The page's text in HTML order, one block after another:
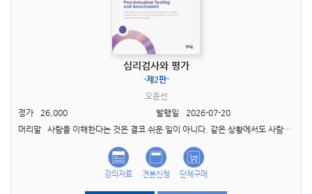
심리검사와 평가
-제2판-
오윤선
정가
26,000 발행일
2026-07-20
머리말 사람을 이해한다는 것은 결코 쉬운 일이 아니다. 같은 상황에서도 사람마다 생각하고 느 끼고 행동하는 방식은 서로 다르며, 때로는 자기 자신조차 제대로 이해하지 못한 채 살아가기도 ..
강의자료 견본신청 단체구매